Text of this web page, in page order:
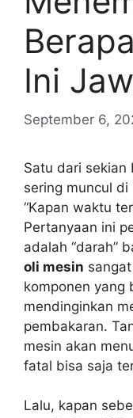
Ini
September 6,
Satu dari sekian
sering muncul
“Kapan waktu
Pertanyaan ini
adalah “darah”
oli mesin
komponen yang
mendinginkan
pembakaran.
mesin akan
fatal bisa saja
Lalu, kapan